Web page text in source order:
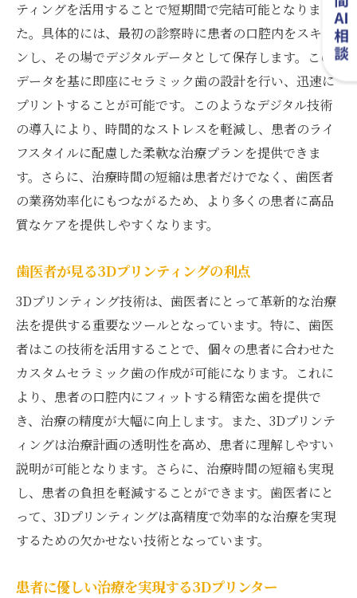
ティングを活用することで短期間で完結可能となりまし
た。具体的には、最初の診察時に患者の口腔内をスキャ
ンし、その場でデジタルデータとして保存します。この
データを基に即座にセラミック歯の設計を行い、迅速に
プリントすることが可能です。このようなデジタル技術
の導入により、時間的なストレスを軽減し、患者のライ
フスタイルに配慮した柔軟な治療プランを提供できま
す。さらに、治療時間の短縮は患者だけでなく、歯医者
の業務効率化にもつながるため、より多くの患者に高品
質なケアを提供しやすくなります。
歯医者が見る3Dプリンティングの利点
3Dプリンティング技術は、歯医者にとって革新的な治療
法を提供する重要なツールとなっています。特に、歯医
者はこの技術を活用することで、個々の患者に合わせた
カスタムセラミック歯の作成が可能になります。これに
より、患者の口腔内にフィットする精密な歯を提供で
き、治療の精度が大幅に向上します。また、3Dプリンテ
ィングは治療計画の透明性を高め、患者に理解しやすい
説明が可能となります。さらに、治療時間の短縮も実現
し、患者の負担を軽減することができます。歯医者にと
って、3Dプリンティングは高精度で効率的な治療を実現
するための欠かせない技術となっています。
患者に優しい治療を実現する3Dプリンター